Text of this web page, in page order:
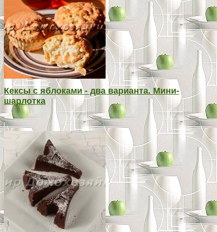
Кексы с яблоками - два варианта. Мини-
шарлотка